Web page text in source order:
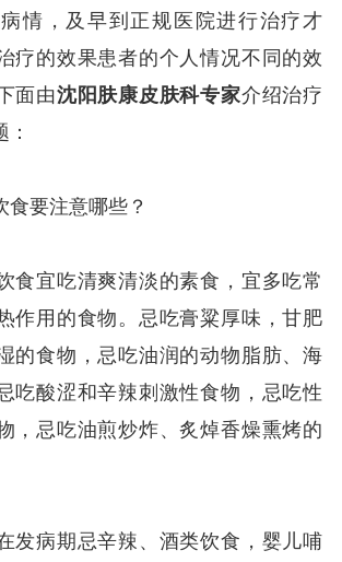
情，及早到正规医院进行治疗才
疗的效果患者的个人情况不同的效
面由沈阳肤康皮肤科专家介绍治疗
要注意哪些？
宜吃清爽清淡的素食，宜多吃常
作用的食物。忌吃膏粱厚味，甘肥
的食物，忌吃油润的动物脂肪、海
吃酸涩和辛辣刺激性食物，忌吃性
，忌吃油煎炒炸、炙焯香燥熏烤的
病期忌辛辣、酒类饮食，婴儿哺